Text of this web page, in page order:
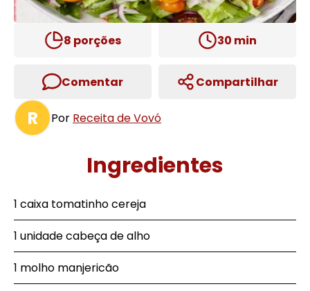
8 porções 30 min
Comentar Compartilhar
R Por Receita de Vovó
Ingredientes
1 caixa tomatinho cereja
1 unidade cabeça de alho
1 molho manjericão